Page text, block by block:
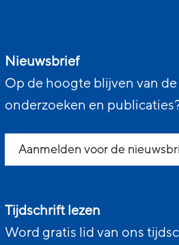
Nieuwsbrief
Op de hoogte blijven van
onderzoeken en
Aanmelden voor de
Tijdschrift lezen
Word gratis lid van ons